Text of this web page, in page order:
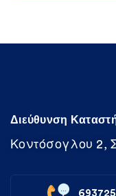
Διεύθυνση
Κοντόσογλου 2,